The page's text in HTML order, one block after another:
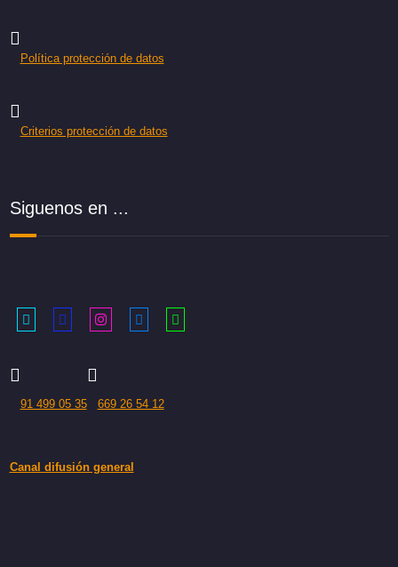
Política protección de datos
Criterios protección de datos
Siguenos en ...
91 499 05 35 669 26 54 12
Canal difusión general